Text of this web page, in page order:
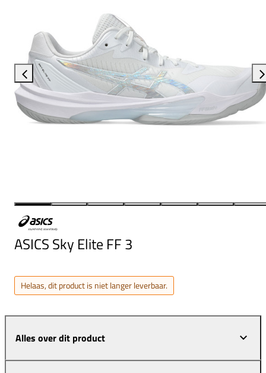
ASICS Sky Elite FF 3
Helaas, dit product is niet langer leverbaar.
Alles over dit product